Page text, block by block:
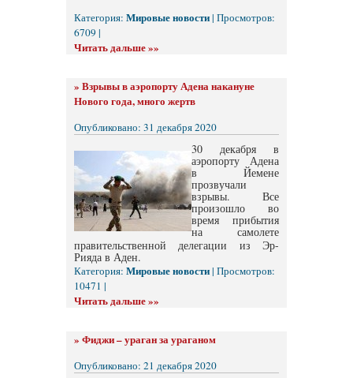
Категория: Мировые новости| Просмотров:
6709 |
Читать дальше »»
» Взрывы в аэропорту Адена накануне
Нового года, много жертв
Опубликовано: 31 декабря 2020
30 декабря в
аэропорту Адена
в Йемене
прозвучали
взрывы. Все
произошло во
время прибытия
на самолете
правительственной делегации из Эр-
Рияда в Аден.
Категория: Мировые новости| Просмотров:
10471 |
Читать дальше »»
» Фиджи – ураган за ураганом
Опубликовано: 21 декабря 2020